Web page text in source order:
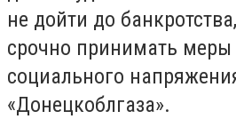
не дойти до
срочно принимать
социального
«Донецкоблгаза».